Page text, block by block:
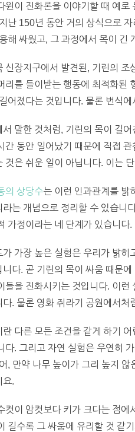
윈이 진화론을 이야기할 때 예
난 150년 동안 거의 상식으로
해 싸웠고, 그 과정에서 목이 긴
신장지구에서 발견된, 기린의
리를 들이받는 행동에 최적화된
어졌다는 것입니다. 물론 번식
서 말한 것처럼, 기린의 목이 길
간 동안 일어났기 때문에 직접
것은 쉬운 일이 아닙니다. 이는
의 상당수는 이런 인과관계를 밝
는 개념으로 정리할 수 있습니
가정이라는 네 단계가 있습니다.
가 가장 높은 실험은 우리가 밝
니다. 곧 기린의 목이 싸움 때문
들을 진화시키는 것입니다. 이
다. 물론 영화 쥐라기 공원에서처
란 다른 모든 조건을 같게 하기
다. 그리고 자연 실험은 우연히
, 만약 나무 높이가 그리 높지
요.
컷이 암컷보다 키가 크다는 점
길수록 그 싸움에 유리할 것 같